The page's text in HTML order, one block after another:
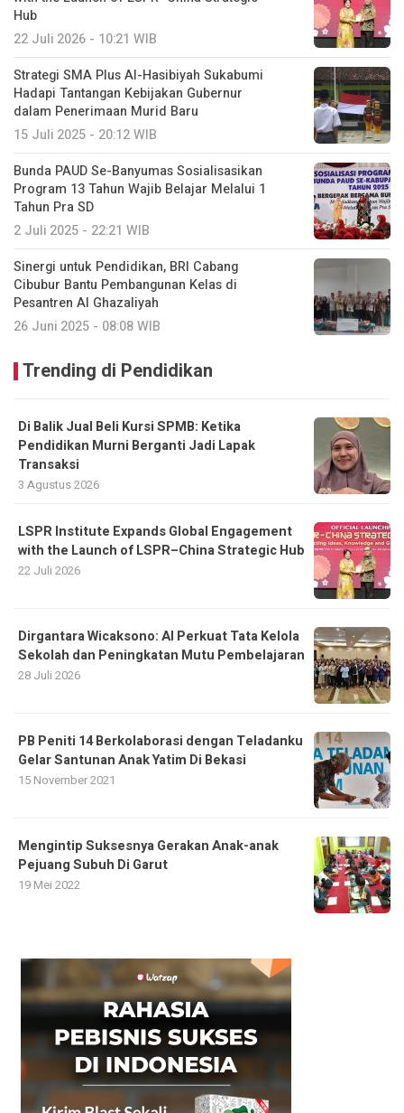
Hub
22 Juli 2026 - 10:21 WIB
Strategi SMA Plus Al-Hasibiyah Sukabumi
Hadapi Tantangan Kebijakan Gubernur
dalam Penerimaan Murid Baru
15 Juli 2025 - 20:12 WIB
Bunda PAUD Se-Banyumas Sosialisasikan
Program 13 Tahun Wajib Belajar Melalui 1
Tahun Pra SD
2 Juli 2025 - 22:21 WIB
Sinergi untuk Pendidikan, BRI Cabang
Cibubur Bantu Pembangunan Kelas di
Pesantren Al Ghazaliyah
26 Juni 2025 - 08:08 WIB
Trending di Pendidikan
Di Balik Jual Beli Kursi SPMB: Ketika
Pendidikan Murni Berganti Jadi Lapak
Transaksi
3 Agustus 2026
LSPR Institute Expands Global Engagement
with the Launch of LSPR–China Strategic Hub
22 Juli 2026
Dirgantara Wicaksono: AI Perkuat Tata Kelola
Sekolah dan Peningkatan Mutu Pembelajaran
28 Juli 2026
PB Peniti 14 Berkolaborasi dengan Teladanku
Gelar Santunan Anak Yatim Di Bekasi
15 November 2021
Mengintip Suksesnya Gerakan Anak-anak
Pejuang Subuh Di Garut
19 Mei 2022